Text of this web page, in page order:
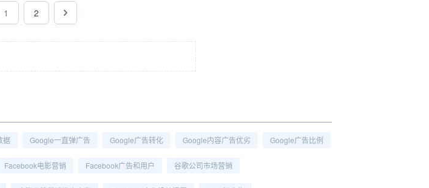
1 2
据 Google一直弹广告 Google广告转化 Google内容广告优劣 Google广告比例
Facebook电影营销 Facebook广告和用户 谷歌公司市场营销